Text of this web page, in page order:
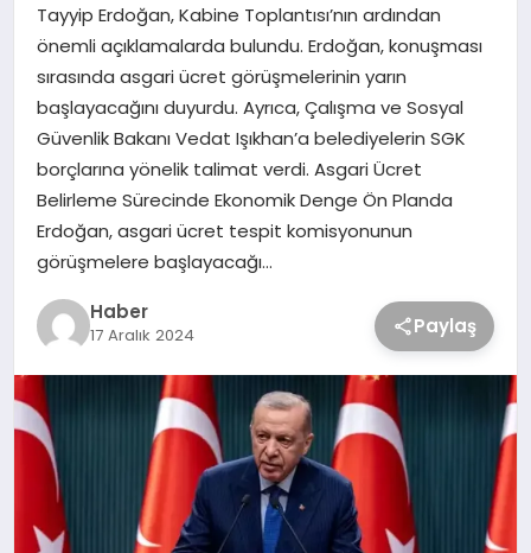
Tayyip Erdoğan, Kabine Toplantısı’nın ardından
önemli açıklamalarda bulundu. Erdoğan, konuşması
sırasında asgari ücret görüşmelerinin yarın
başlayacağını duyurdu. Ayrıca, Çalışma ve Sosyal
Güvenlik Bakanı Vedat Işıkhan’a belediyelerin SGK
borçlarına yönelik talimat verdi. Asgari Ücret
Belirleme Sürecinde Ekonomik Denge Ön Planda
Erdoğan, asgari ücret tespit komisyonunun
görüşmelere başlayacağı…
Haber
17 Aralık 2024 Paylaş